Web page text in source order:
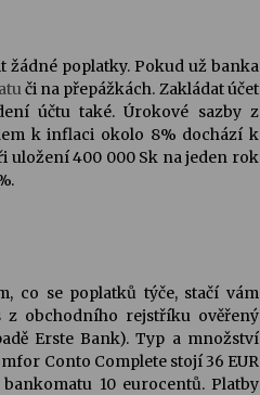
poplatky. Pokud už banka
či na přepážkách. Zakládat účet
účtu také. Úrokové sazby z
k inflaci okolo 8% dochází k
uložení 400 000 Sk na jeden rok
co se poplatků týče, stačí vám
z obchodního rejstříku ověřený
Erste Bank). Typ a množství
Conto Complete stojí 36 EUR
10 eurocentů. Platby